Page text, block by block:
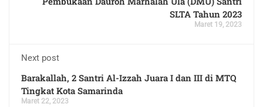
SLTA Tahun 2023
Maret 19, 2023
Next post
Barakallah, 2 Santri Al-Izzah Juara I dan III di MTQ
Tingkat Kota Samarinda
Maret 22, 2023